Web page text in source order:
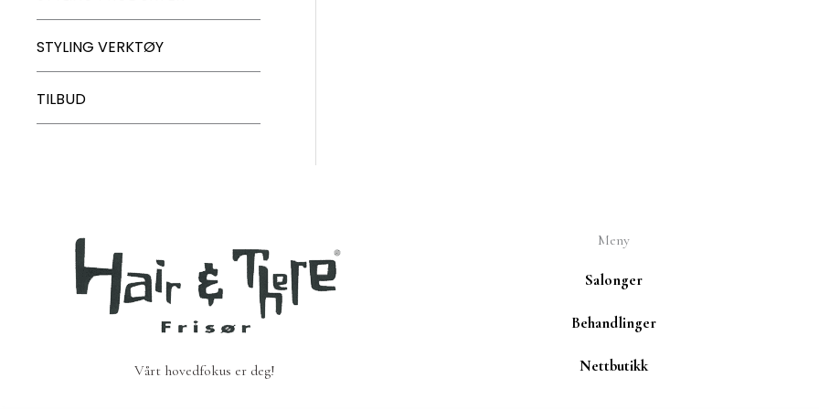
STYLING VERKTØY
TILBUD
Vårt hovedfokus er deg!
Meny
Salonger
Behandlinger
Nettbutikk